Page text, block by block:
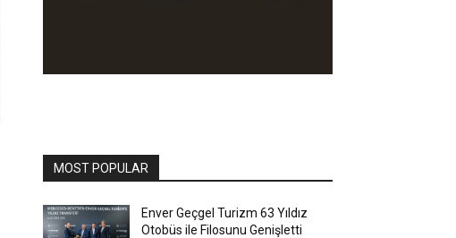
MOST POPULAR
Enver Geçgel Turizm 63 Yıldız
Otobüs ile Filosunu Genişletti